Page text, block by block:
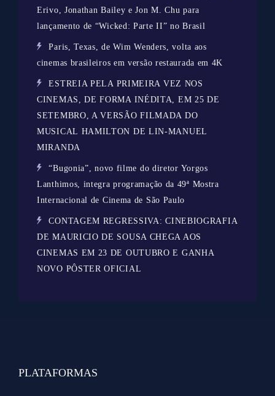
Erivo, Jonathan Bailey e Jon M. Chu para
lançamento de “Wicked: Parte II” no Brasil
Paris, Texas, de Wim Wenders, volta aos
cinemas brasileiros em versão restaurada em 4K
ESTREIA PELA PRIMEIRA VEZ NOS
CINEMAS, DE FORMA INÉDITA, EM 25 DE
SETEMBRO, A VERSÃO FILMADA DO
MUSICAL HAMILTON DE LIN-MANUEL
MIRANDA
“Bugonia”, novo filme do diretor Yorgos
Lanthimos, integra programação da 49ª Mostra
Internacional de Cinema de São Paulo
CONTAGEM REGRESSIVA: CINEBIOGRAFIA
DE MAURICIO DE SOUSA CHEGA AOS
CINEMAS EM 23 DE OUTUBRO E GANHA
NOVO PÔSTER OFICIAL
PLATAFORMAS